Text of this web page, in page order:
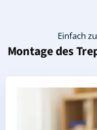
Einfach
Montage des
Persönliche